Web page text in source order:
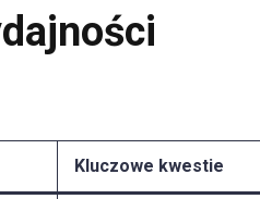
Kluczowe kwestie